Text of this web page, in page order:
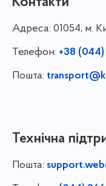
Адреса: 01054, м.
Телефон: +38
Пошта:
Технічна
Пошта: